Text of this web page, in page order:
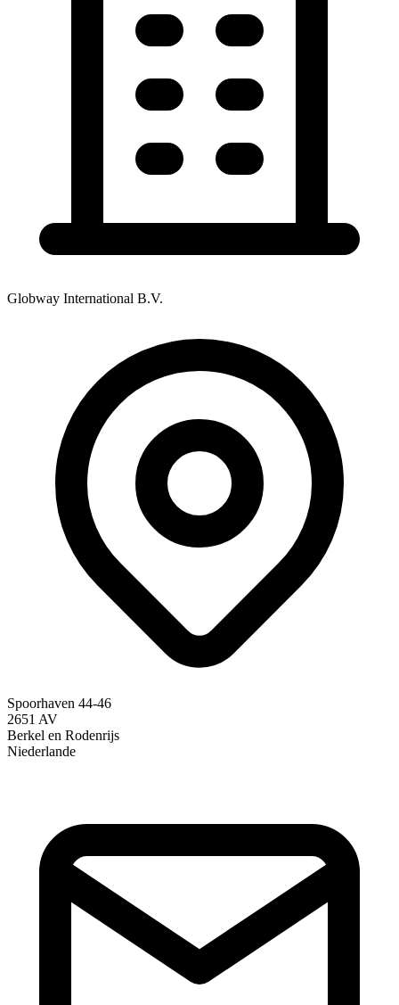
Globway International B.V.
Spoorhaven 44-46
2651 AV
Berkel en Rodenrijs
Niederlande